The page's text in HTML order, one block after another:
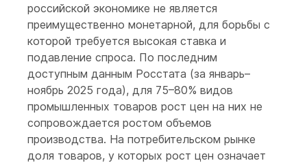
российской экономике не является
преимущественно монетарной, для борьбы с
которой требуется высокая ставка и
подавление спроса. По последним
доступным данным Росстата (за январь–
ноябрь 2025 года), для 75–80% видов
промышленных товаров рост цен на них не
сопровождается ростом объемов
производства. На потребительском рынке
доля товаров, у которых рост цен означает